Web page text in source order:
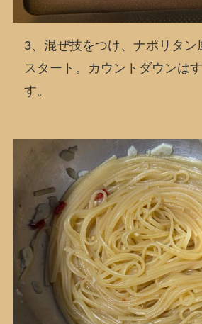
3、混ぜ技をつけ、ナポリタン
スタート。カウントダウンは
す。